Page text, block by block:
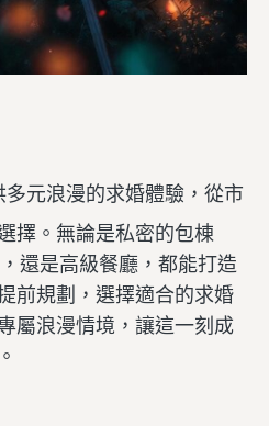
多元浪漫的求婚體驗，從市
擇。無論是私密的包棟
還是高級餐廳，都能打造
前規劃，選擇適合的求婚
屬浪漫情境，讓這一刻成